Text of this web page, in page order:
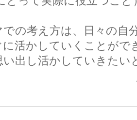
の考え方は、日々の自
に活かしていくことがで
い出し活かしていきたい